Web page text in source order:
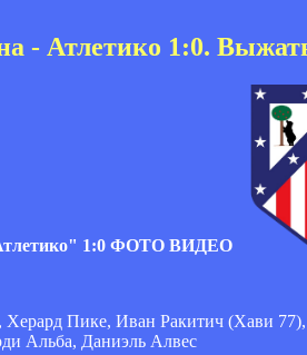
- Атлетико 1:0.
1:0 ФОТО ВИДЕО
Пике, Иван Ракитич (Хави
Альба, Даниэль Алвес